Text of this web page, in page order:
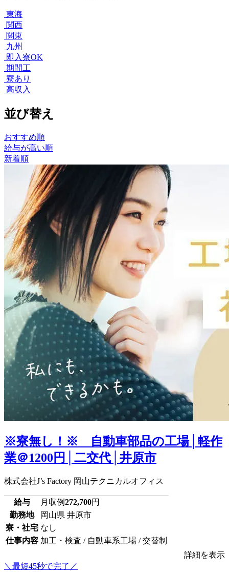
東海
関西
関東
九州
即入寮OK
期間工
寮あり
高収入
並び替え
おすすめ順
給与が高い順
新着順
※寮無し！※ 自動車部品の工場│軽作
業＠1200円│二交代│井原市
株式会社J’s Factory 岡山テクニカルオフィス
給与 月収例272,700円
勤務地
岡山県 井原市
寮・社宅 なし
仕事内容 加工・検査 / 自動車系工場 / 交替制
詳細を表示
＼最短45秒で完了／